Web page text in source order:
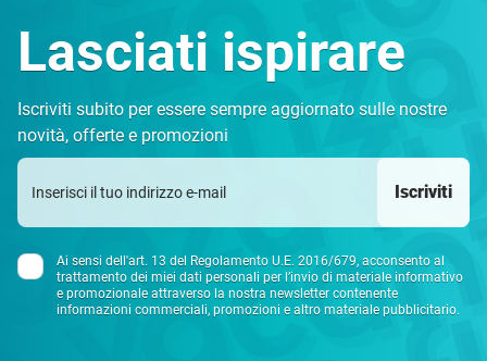
Lasciati ispirare
Iscriviti subito per essere sempre aggiornato sulle nostre
novità, offerte e promozioni
Iscriviti
Ai sensi dell'art. 13 del Regolamento U.E. 2016/679, acconsento al
trattamento dei miei dati personali per l’invio di materiale informativo
e promozionale attraverso la nostra newsletter contenente
informazioni commerciali, promozioni e altro materiale pubblicitario.